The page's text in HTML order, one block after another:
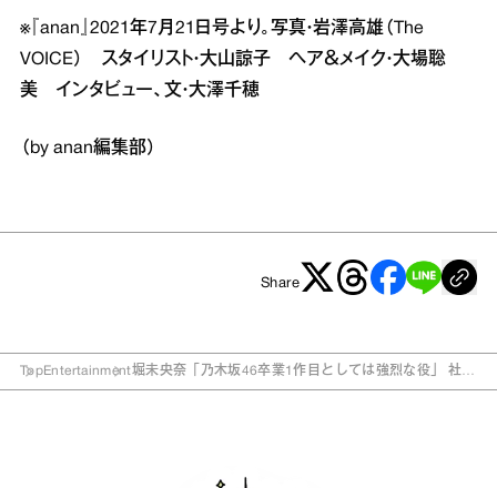
※『anan』2021年7月21日号より。写真・岩澤高雄（The
VOICE） スタイリスト・大山諒子 ヘア＆メイク・大場聡
美 インタビュー、文・大澤千穂
（by anan編集部）
Share
TopEntertainment堀未央奈「乃木坂46卒業1作目としては強烈な役」 社内